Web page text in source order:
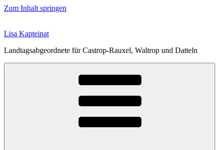
Zum Inhalt springen
Lisa Kapteinat
Landtagsabgeordnete für Castrop-Rauxel, Waltrop und Datteln